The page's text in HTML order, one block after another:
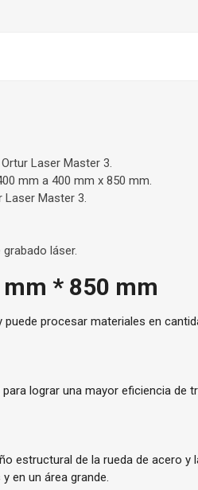
Laser Master 3.
mm a 400 mm x 850 mm.
Laser Master 3.
láser.
mm * 850 mm
procesar materiales en
lograr una mayor eficiencia de
estructural de la rueda de acero y
en un área grande.